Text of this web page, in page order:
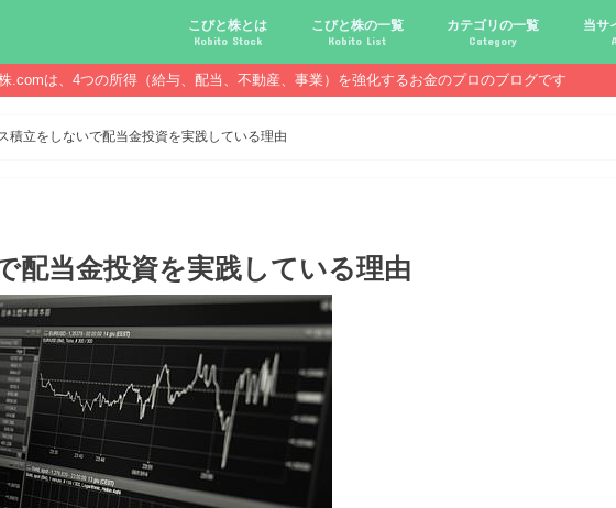
こびと株とは
Kobito Stock
こびと株投資を始める前に マジメなだけじゃ報われない
配当金が守る、今-老後-子供
配当金があればこんなに遊べ
債券・投信・中古１Rとの違
口座開設！こびと探しの旅へ
必ず知っておきたい専門用語
こびと株の10条件
こびと株のメリット,デメリット
こびと株の投資10原則
こびと株投資のモデル紹介
こびと株の一覧
Kobito List
こびとNo.2169 CDS
こびとNo.4762 エックスネット
こびとNo.7751 キヤノン
こびとNo.7820 ニホンフラッシュ
こびとNo.7921 宝印刷
こびとNo.9986 蔵王産業
カテゴリの一覧
Category
こびと株.comライフ
給与ハック
副業ハック
配当金ハック
年金ハック
倹約ハック
当サ
.comは、4つの所得（給与、配当、不動産、事業）を強化するお金のプロのブログです
積立をしないで配当金投資を実践している理由
配当金投資を実践している理由